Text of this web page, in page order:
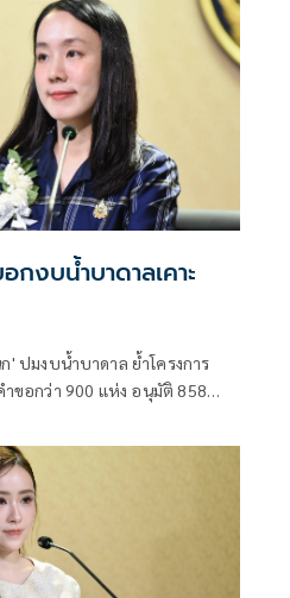
งบน้ำบาดาลเคาะ
' ปมงบน้ำบาดาล ย้ำโครงการ
ขอกว่า 900 แห่ง อนุมัติ 858